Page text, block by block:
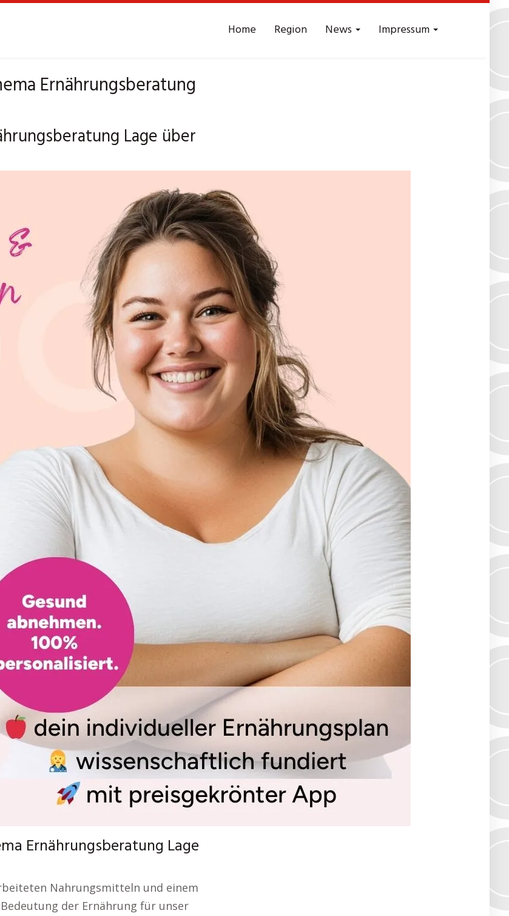
Home Region News Impressum
Ernährungsberatung
Lage über
Ernährungsberatung Lage
Nahrungsmitteln und einem
der Ernährung für unser